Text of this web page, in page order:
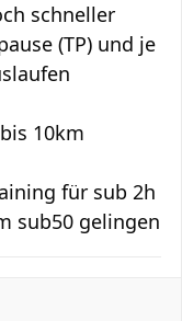
schneller
(TP) und je
10km
für sub 2h
sub50 gelingen